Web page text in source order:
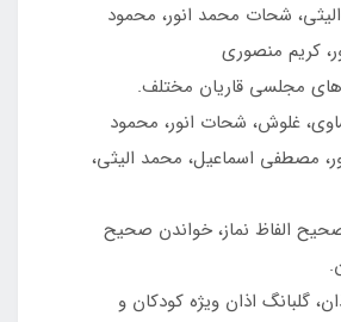
شحات محمد انور، محمود
کريم منصوري
مجلسي قاريان مختلف.
غلوش، شحات انور، محمود
مصطفي اسماعيل، محمد اليثي،
الفاظ نماز، خواندن صحیح
گلبانگ اذان ویژه کودکان و